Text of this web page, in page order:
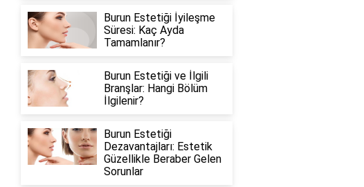
Burun Estetiği İyileşme
Süresi: Kaç Ayda
Tamamlanır?
Burun Estetiği ve İlgili
Branşlar: Hangi Bölüm
İlgilenir?
Burun Estetiği
Dezavantajları: Estetik
Güzellikle Beraber Gelen
Sorunlar